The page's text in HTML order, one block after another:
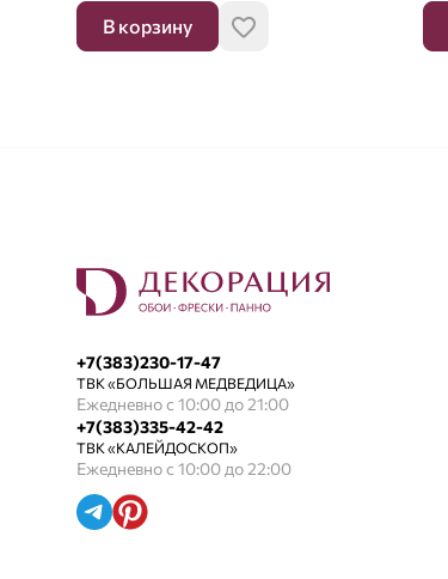
В корзину
+7(383)230-17-47
ТВК «БОЛЬШАЯ МЕДВЕДИЦА»
Ежедневно с 10:00 до 21:00
+7(383)335-42-42
ТВК «КАЛЕЙДОСКОП»
Ежедневно с 10:00 до 22:00